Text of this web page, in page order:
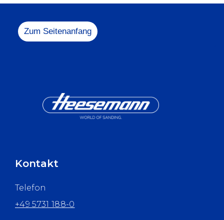
+49 5731
Zum Seitenanfang
Kontakt
Telefon
+49 5731 188-0